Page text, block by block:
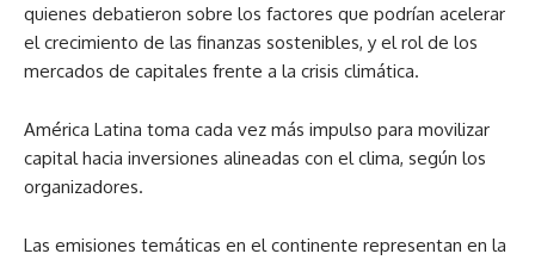
quienes debatieron sobre los factores que podrían acelerar
el crecimiento de las finanzas sostenibles, y el rol de los
mercados de capitales frente a la crisis climática.
América Latina toma cada vez más impulso para movilizar
capital hacia inversiones alineadas con el clima, según los
organizadores.
Las emisiones temáticas en el continente representan en la